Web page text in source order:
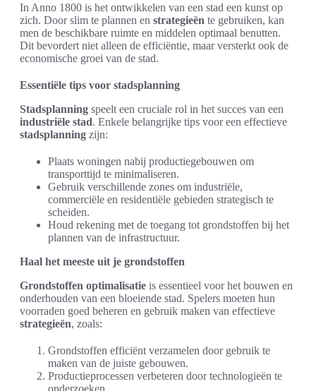
In Anno 1800 is het ontwikkelen van een stad een kunst op
zich. Door slim te plannen en strategieën te gebruiken, kan
men de beschikbare ruimte en middelen optimaal benutten.
Dit bevordert niet alleen de efficiëntie, maar versterkt ook de
economische groei van de stad.
Essentiële tips voor stadsplanning
Stadsplanning speelt een cruciale rol in het succes van een
industriële stad. Enkele belangrijke tips voor een effectieve
stadsplanning zijn:
Plaats woningen nabij productiegebouwen om
transporttijd te minimaliseren.
Gebruik verschillende zones om industriële,
commerciële en residentiële gebieden strategisch te
scheiden.
Houd rekening met de toegang tot grondstoffen bij het
plannen van de infrastructuur.
Haal het meeste uit je grondstoffen
Grondstoffen optimalisatie is essentieel voor het bouwen en
onderhouden van een bloeiende stad. Spelers moeten hun
voorraden goed beheren en gebruik maken van effectieve
strategieën, zoals:
Grondstoffen efficiënt verzamelen door gebruik te
maken van de juiste gebouwen.
Productieprocessen verbeteren door technologieën te
onderzoeken.